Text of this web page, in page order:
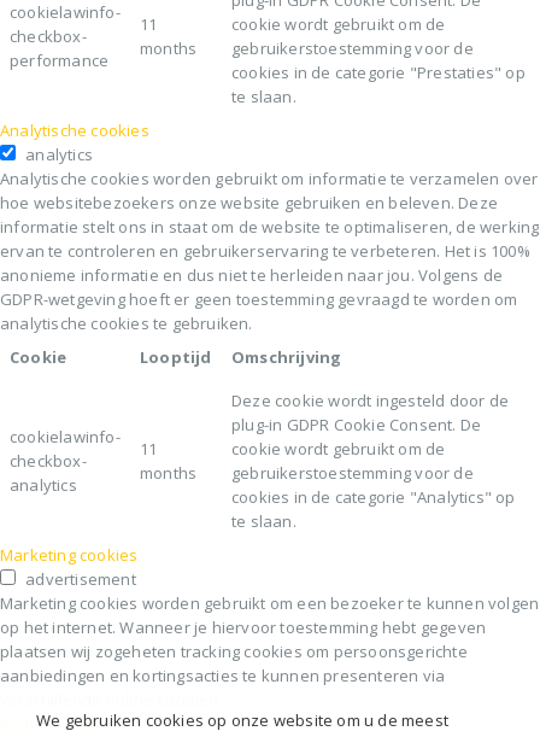
We gebruiken cookies op onze website om u de meest
cookielawinfo-
checkbox-
performance
11
months
cookie wordt gebruikt om de
gebruikerstoestemming voor de
cookies in de categorie "Prestaties" op
te slaan.
Analytische cookies
analytics
Analytische cookies worden gebruikt om informatie te verzamelen over
hoe websitebezoekers onze website gebruiken en beleven. Deze
informatie stelt ons in staat om de website te optimaliseren, de werking
ervan te controleren en gebruikerservaring te verbeteren. Het is 100%
anonieme informatie en dus niet te herleiden naar jou. Volgens de
GDPR-wetgeving hoeft er geen toestemming gevraagd te worden om
analytische cookies te gebruiken.
Cookie
Looptijd Omschrijving
cookielawinfo-
checkbox-
analytics
11
months
Deze cookie wordt ingesteld door de
plug-in GDPR Cookie Consent. De
cookie wordt gebruikt om de
gebruikerstoestemming voor de
cookies in de categorie "Analytics" op
te slaan.
Marketing cookies
advertisement
Marketing cookies worden gebruikt om een bezoeker te kunnen volgen
op het internet. Wanneer je hiervoor toestemming hebt gegeven
plaatsen wij zogeheten tracking cookies om persoonsgerichte
aanbiedingen en kortingsacties te kunnen presenteren via
Andere cookies